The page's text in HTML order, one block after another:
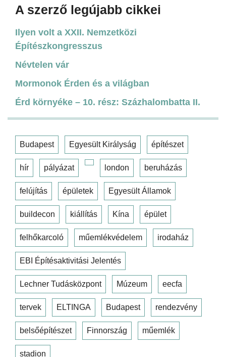
A szerző legújabb cikkei
Ilyen volt a XXII. Nemzetközi
Építészkongresszus
Névtelen vár
Mormonok Érden és a világban
Érd környéke – 10. rész: Százhalombatta II.
Budapest Egyesült Királyság építészet
hír pályázat london beruházás
felújítás épületek Egyesült Államok
buildecon kiállítás Kína épület
felhőkarcoló műemlékvédelem irodaház
EBI Építésaktivitási Jelentés
Lechner Tudásközpont Múzeum eecfa
tervek ELTINGA Budapest rendezvény
belsőépítészet Finnország műemlék
stadion